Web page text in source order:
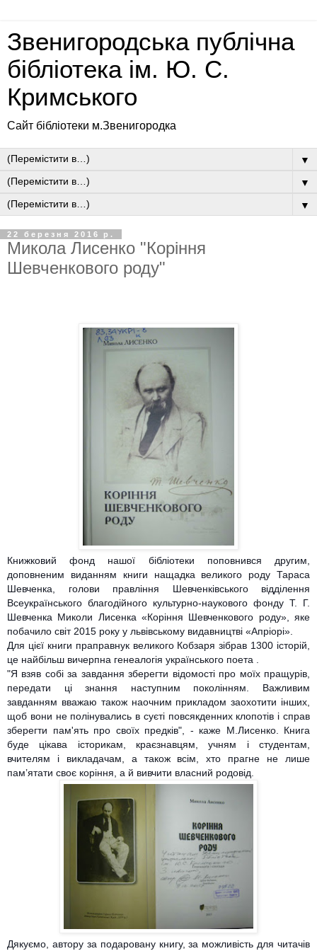
Звенигородська публічна
бібліотека ім. Ю. С.
Кримського
Сайт бібліотеки м.Звенигородка
▼
▼
▼
22 березня 2016 р.
Микола Лисенко "Коріння
Шевченкового роду"
Книжковий фонд нашої бібліотеки поповнився другим,
доповненим виданням книги нащадка великого роду Тараса
Шевченка, голови правління Шевченківського відділення
Всеукраїнського благодійного культурно-наукового фонду Т. Г.
Шевченка Миколи Лисенка «Коріння Шевченкового роду», яке
побачило світ 2015 року у львівському видавництві «Апріорі».
Для цієї книги праправнук великого Кобзаря зібрав 1300 історій,
це найбільш вичерпна генеалогія українського поета .
"Я взяв собі за завдання зберегти відомості про моїх пращурів,
передати ці знання наступним поколінням. Важливим
завданням вважаю також наочним прикладом заохотити інших,
щоб вони не полінувались в суєті повсякденних клопотів і справ
зберегти пам'ять про своїх предків", - каже М.Лисенко. Книга
буде цікава історикам, краєзнавцям, учням і студентам,
вчителям і викладачам, а також всім, хто прагне не лише
пам’ятати своє коріння, а й вивчити власний родовід.
Дякуємо, автору за подаровану книгу, за можливість для читачів